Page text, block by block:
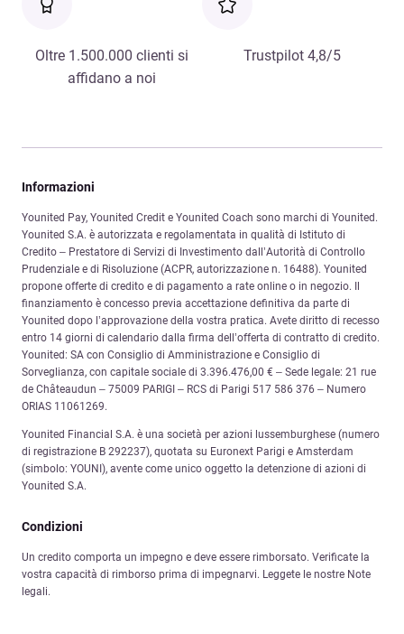
Oltre 1.500.000 clienti si
affidano a noi
Trustpilot 4,8/5
Informazioni
Younited Pay, Younited Credit e Younited Coach sono marchi di Younited.
Younited S.A. è autorizzata e regolamentata in qualità di Istituto di
Credito – Prestatore di Servizi di Investimento dall’Autorità di Controllo
Prudenziale e di Risoluzione (ACPR, autorizzazione n. 16488). Younited
propone offerte di credito e di pagamento a rate online o in negozio. Il
finanziamento è concesso previa accettazione definitiva da parte di
Younited dopo l’approvazione della vostra pratica. Avete diritto di recesso
entro 14 giorni di calendario dalla firma dell’offerta di contratto di credito.
Younited: SA con Consiglio di Amministrazione e Consiglio di
Sorveglianza, con capitale sociale di 3.396.476,00 € – Sede legale: 21 rue
de Châteaudun – 75009 PARIGI – RCS di Parigi 517 586 376 – Numero
ORIAS 11061269.
Younited Financial S.A. è una società per azioni lussemburghese (numero
di registrazione B 292237), quotata su Euronext Parigi e Amsterdam
(simbolo: YOUNI), avente come unico oggetto la detenzione di azioni di
Younited S.A.
Condizioni
Un credito comporta un impegno e deve essere rimborsato. Verificate la
vostra capacità di rimborso prima di impegnarvi. Leggete le nostre Note
legali.